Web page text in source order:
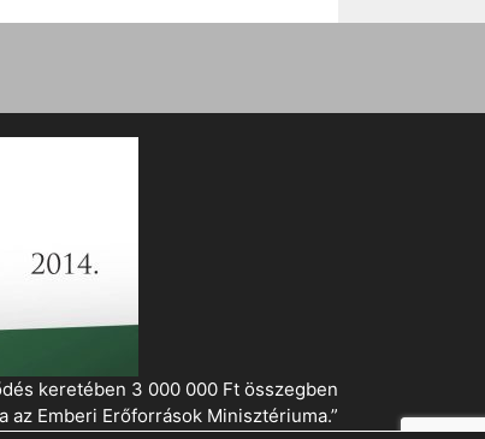
keretében 3 000 000 Ft összegben
az Emberi Erőforrások Minisztériuma.”